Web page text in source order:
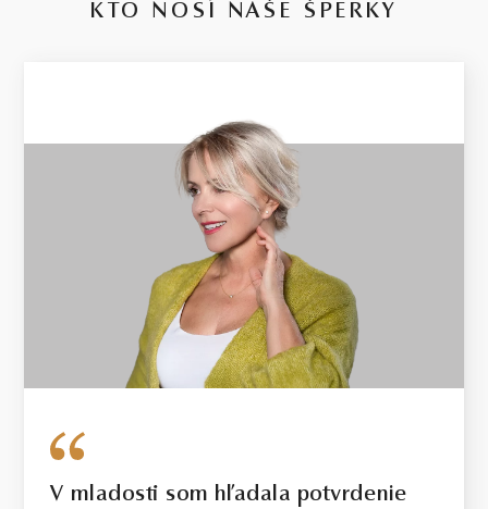
KTO NOSÍ NAŠE ŠPERKY
V mladosti som hľadala potvrdenie